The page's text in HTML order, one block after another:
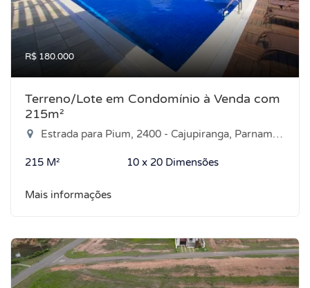
R$ 180.000
Terreno/Lote em Condomínio à Venda com
215m²
Estrada para Pium, 2400 - Cajupiranga, Parnamirim-RN
215 M² 10 x 20 Dimensões
Mais informações